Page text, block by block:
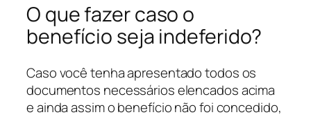
O que fazer caso o
benefício seja indeferido?
Caso você tenha apresentado todos os
documentos necessários elencados acima
e ainda assim o benefício não foi concedido,